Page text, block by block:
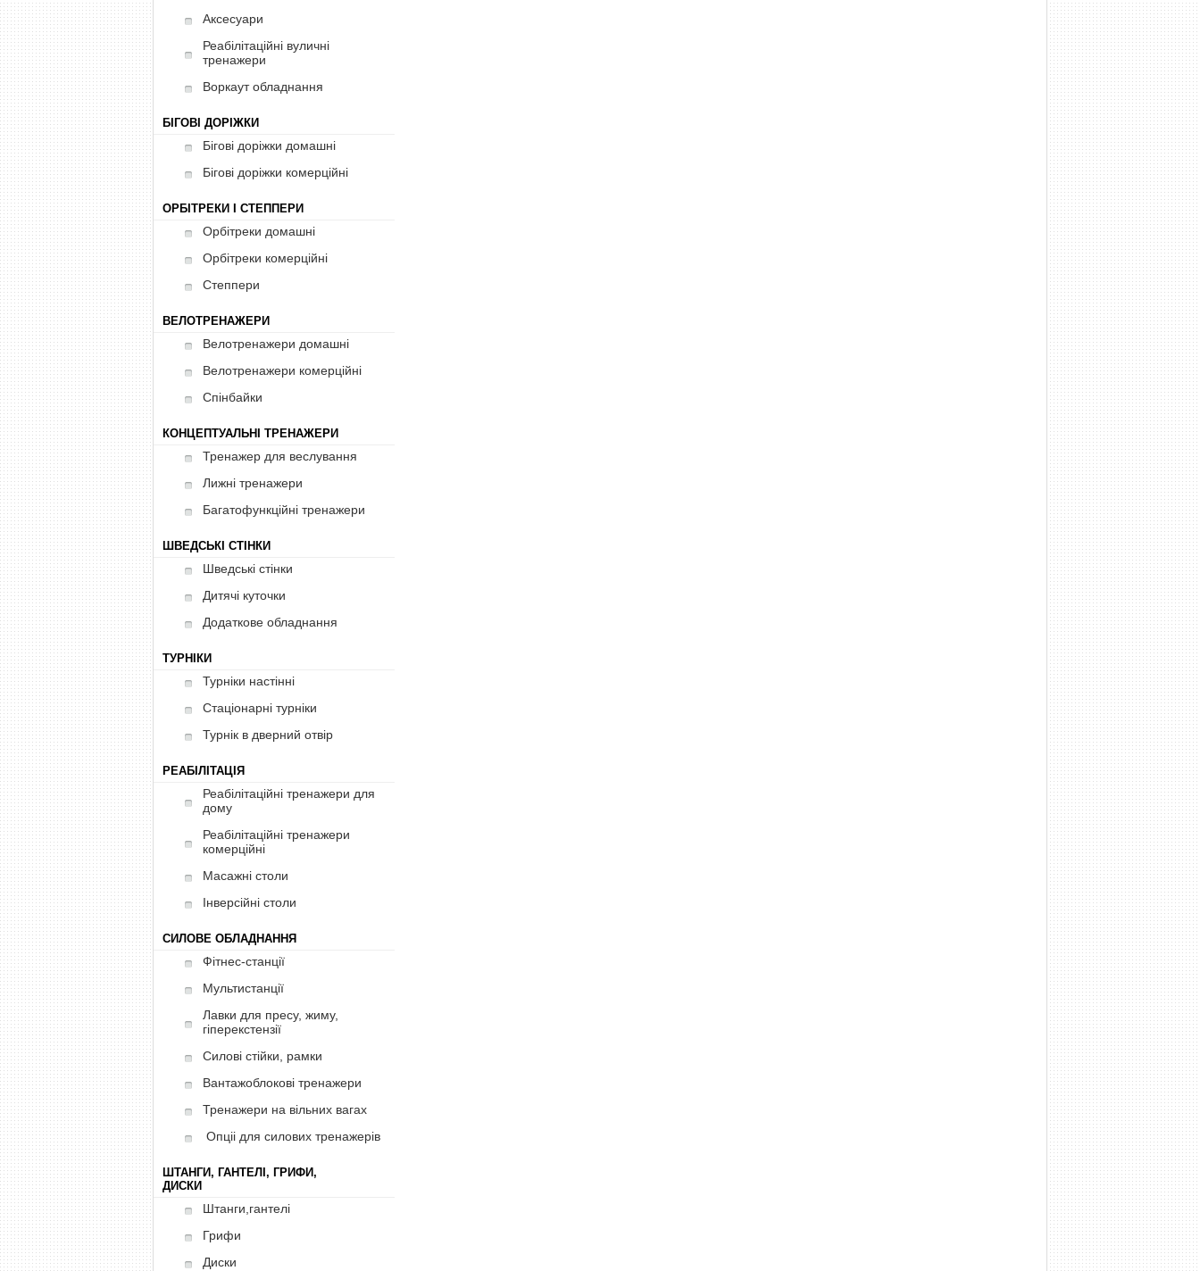
Аксесуари
Реабілітаційні вуличні
тренажери
Воркаут обладнання
БІГОВІ ДОРІЖКИ
Бігові доріжки домашні
Бігові доріжки комерційні
ОРБІТРЕКИ І СТЕППЕРИ
Орбітреки домашні
Орбітреки комерційні
Степпери
ВЕЛОТРЕНАЖЕРИ
Велотренажери домашні
Велотренажери комерційні
Спінбайки
КОНЦЕПТУАЛЬНІ ТРЕНАЖЕРИ
Тренажер для веслування
Лижні тренажери
Багатофункційні тренажери
ШВЕДСЬКІ СТІНКИ
Шведські стінки
Дитячі куточки
Додаткове обладнання
ТУРНІКИ
Турніки настінні
Стаціонарні турніки
Турнік в дверний отвір
РЕАБІЛІТАЦІЯ
Реабілітаційні тренажери для
дому
Реабілітаційні тренажери
комерційні
Масажні столи
Інверсійні столи
СИЛОВЕ ОБЛАДНАННЯ
Фітнес-станції
Мультистанції
Лавки для пресу, жиму,
гіперекстензії
Силові стійки, рамки
Вантажоблокові тренажери
Тренажери на вільних вагах
Опціі для силових тренажерів
ШТАНГИ, ГАНТЕЛІ, ГРИФИ,
ДИСКИ
Штанги,гантелі
Грифи
Диски